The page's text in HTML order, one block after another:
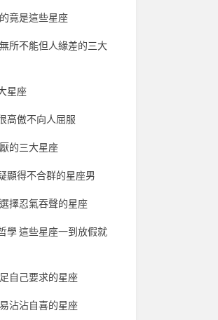
竟是這些星座
所不能但人緣差的三大
星座
高傲不向人屈服
的三大星座
顯得不合群的星座男
擇忍氣吞聲的星座
學 這些星座一到放假就
自己要求的星座
沾沾自喜的星座